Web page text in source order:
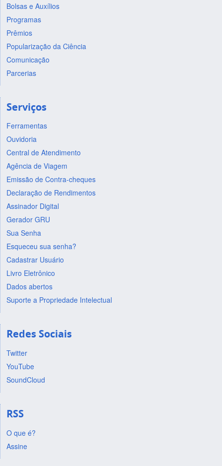
Bolsas e Auxílios
Programas
Prêmios
Popularização da Ciência
Comunicação
Parcerias
Serviços
Ferramentas
Ouvidoria
Central de Atendimento
Agência de Viagem
Emissão de Contra-cheques
Declaração de Rendimentos
Assinador Digital
Gerador GRU
Sua Senha
Esqueceu sua senha?
Cadastrar Usuário
Livro Eletrônico
Dados abertos
Suporte a Propriedade Intelectual
Redes Sociais
Twitter
YouTube
SoundCloud
RSS
O que é?
Assine